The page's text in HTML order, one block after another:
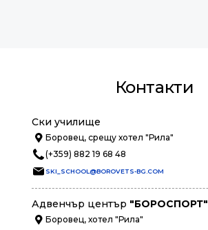
Контакти
Ски училище
Боровец, срещу хотел "Рила"
(+359) 882 19 68 48
SKI_SCHOOL@BOROVETS-BG.COM
Адвенчър център "БОРОСПОРТ"
Боровец, хотел "Рила"